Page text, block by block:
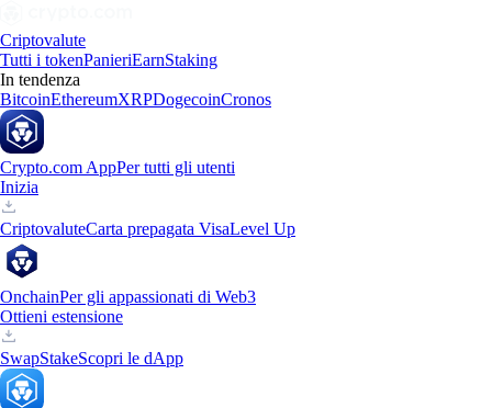
Criptovalute
Tutti i tokenPanieriEarnStaking
In tendenza
BitcoinEthereumXRPDogecoinCronos
Crypto.com AppPer tutti gli utenti
Inizia
CriptovaluteCarta prepagata VisaLevel Up
OnchainPer gli appassionati di Web3
Ottieni estensione
SwapStakeScopri le dApp